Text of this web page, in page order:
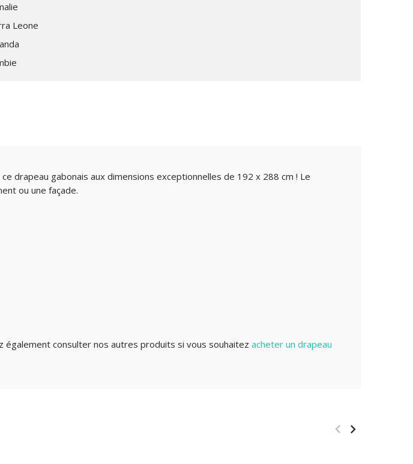
Leone
drapeau gabonais aux dimensions exceptionnelles de 192 x 288 cm ! Le
ou une façade.
également consulter nos autres produits si vous souhaitez acheter un drapeau